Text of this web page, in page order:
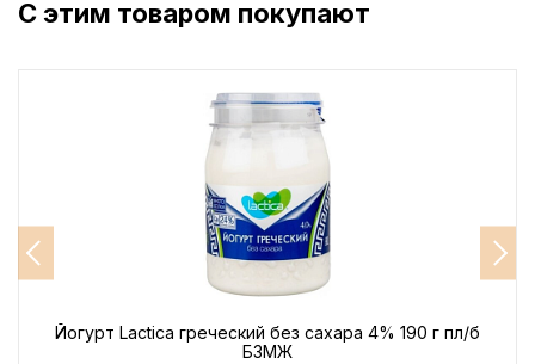
С этим товаром покупают
Йогурт Lactica греческий без сахара 4% 190 г пл/б
БЗМЖ